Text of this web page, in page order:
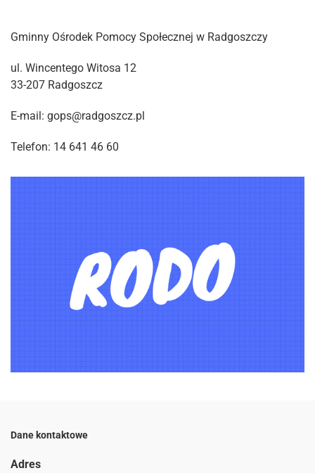
Gminny Ośrodek Pomocy Społecznej w Radgoszczy
ul. Wincentego Witosa 12
33-207 Radgoszcz
E-mail: gops@radgoszcz.pl
Telefon: 14 641 46 60
Dane kontaktowe
Adres